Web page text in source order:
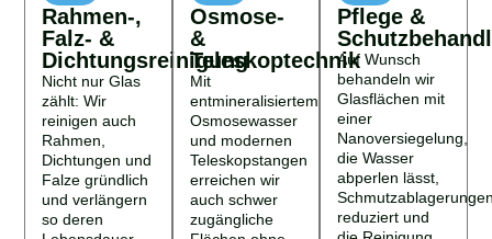
Rahmen-,
Falz- &
Dichtungsreinigung
Nicht nur Glas
zählt: Wir
reinigen auch
Rahmen,
Dichtungen und
Falze gründlich
und verlängern
so deren
Osmose-
&
Teleskoptechnik
Mit
entmineralisiertem
Osmosewasser
und modernen
Teleskopstangen
erreichen wir
auch schwer
zugängliche
Pflege &
Auf Wunsch
behandeln wir
Glasflächen mit
einer
Nanoversiegelung,
die Wasser
abperlen lässt,
reduziert und
die Reinigung